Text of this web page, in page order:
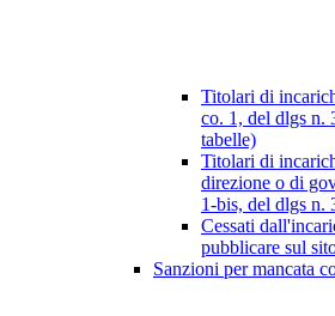
Titolari di
co. 1, del dlgs n.
tabelle)
Titolari di
direzione o di
1-bis, del dlgs n.
Cessati
pubblicare sul
Sanzioni per mancata